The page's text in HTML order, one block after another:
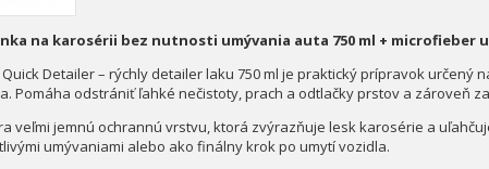
na karosérii bez nutnosti umývania auta 750 ml + microfieber
Detailer – rýchly detailer laku 750 ml je praktický prípravok určený
Pomáha odstrániť ľahké nečistoty, prach a odtlačky prstov a zároveň
veľmi jemnú ochrannú vrstvu, ktorá zvýrazňuje lesk karosérie a
umývaniami alebo ako finálny krok po umytí vozidla.